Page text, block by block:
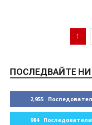
1
ПОСЛЕДВАЙТЕ НИ
2,955
984 Последователи